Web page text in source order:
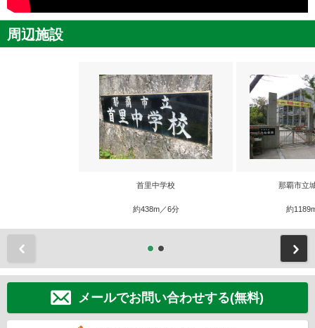
周辺施設
首里中学校
約438m／6分
那覇市立
約
メールでお問い合わせする(無料)